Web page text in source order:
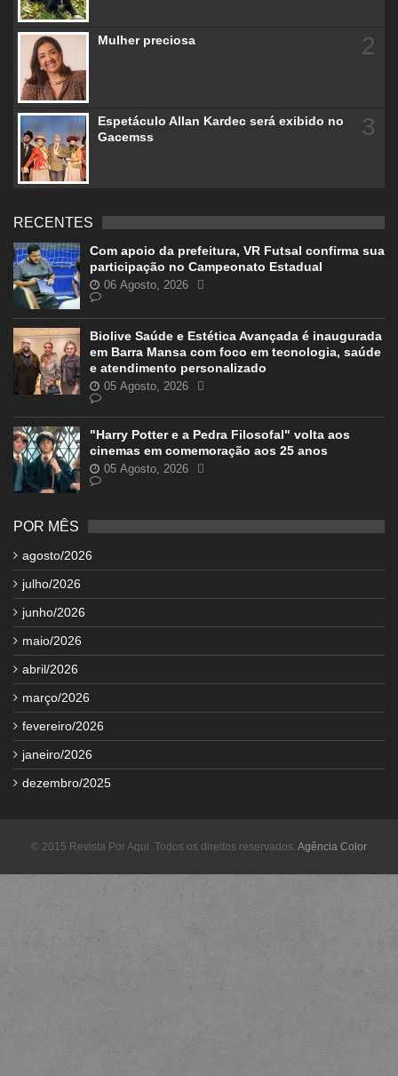
Mulher preciosa 2
Espetáculo Allan Kardec será exibido no
Gacemss
3
RECENTES
Com apoio da prefeitura, VR Futsal confirma sua
participação no Campeonato Estadual
06 Agosto, 2026
Biolive Saúde e Estética Avançada é inaugurada
em Barra Mansa com foco em tecnologia, saúde
e atendimento personalizado
05 Agosto, 2026
"Harry Potter e a Pedra Filosofal" volta aos
cinemas em comemoração aos 25 anos
05 Agosto, 2026
POR MÊS
agosto/2026
julho/2026
junho/2026
maio/2026
abril/2026
março/2026
fevereiro/2026
janeiro/2026
dezembro/2025
© 2015 Revista Por Aqui. Todos os direitos reservados. Agência Color